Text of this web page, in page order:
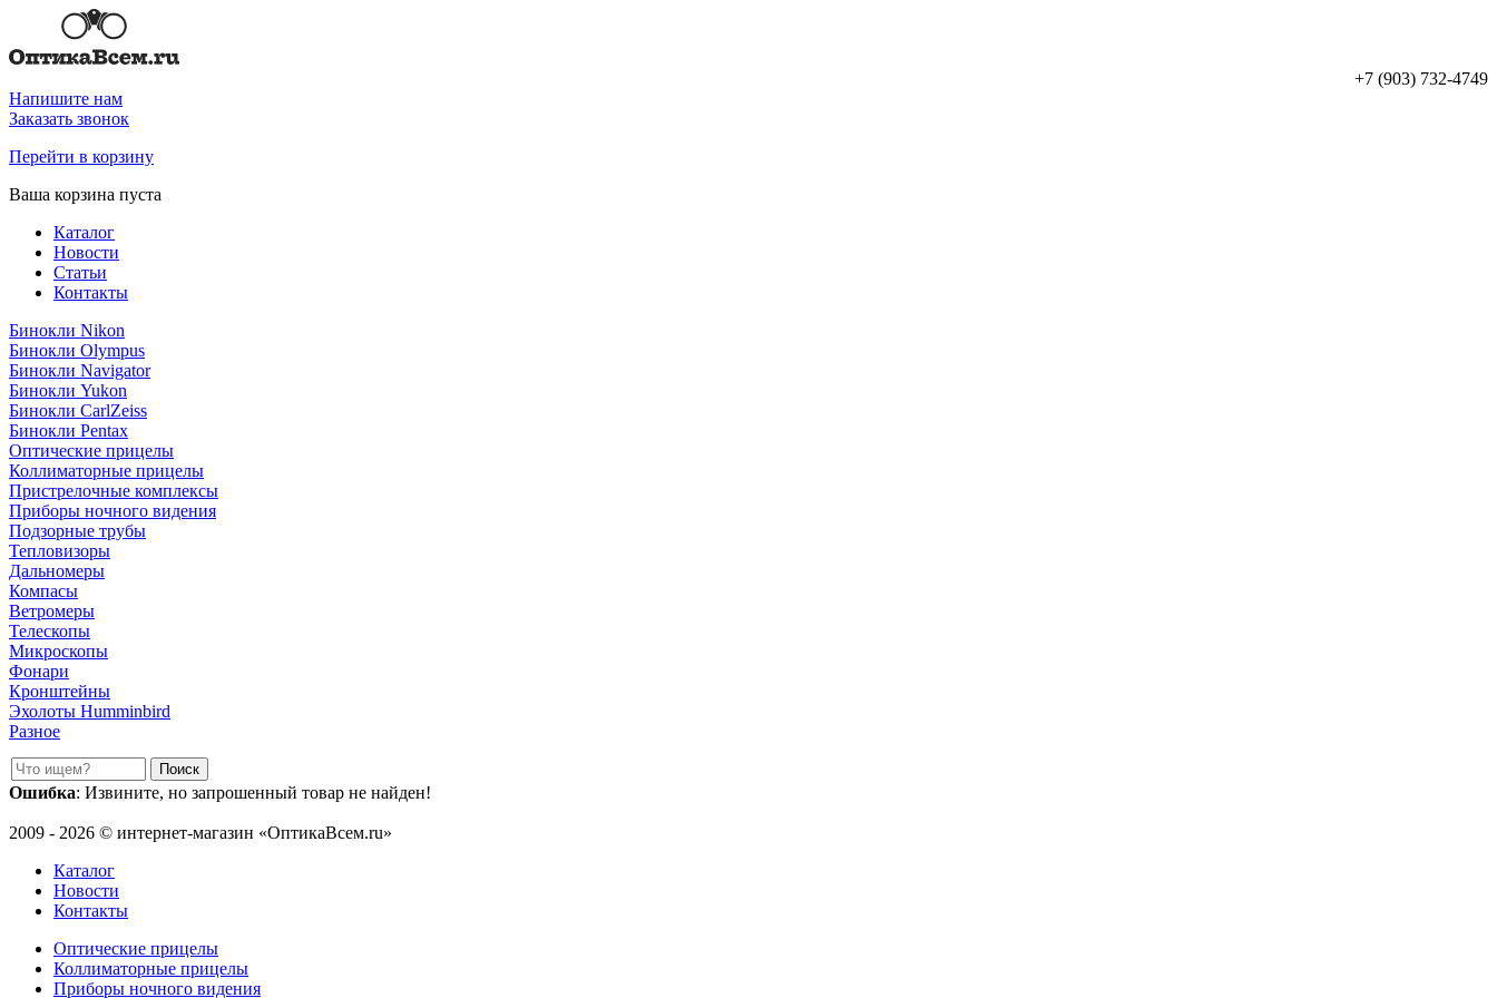
+7 (903) 732-4749
Напишите нам
Заказать звонок
Перейти в корзину
Ваша корзина пуста
Каталог
Новости
Статьи
Контакты
Бинокли Nikon
Бинокли Olympus
Бинокли Navigator
Бинокли Yukon
Бинокли CarlZeiss
Бинокли Pentax
Оптические прицелы
Коллиматорные прицелы
Пристрелочные комплексы
Приборы ночного видения
Подзорные трубы
Тепловизоры
Дальномеры
Компасы
Ветромеры
Телескопы
Микроскопы
Фонари
Кронштейны
Эхолоты Humminbird
Разное
Ошибка: Извините, но запрошенный товар не найден!
2009 - 2026 © интернет-магазин «ОптикаВсем.ru»
Каталог
Новости
Контакты
Оптические прицелы
Коллиматорные прицелы
Приборы ночного видения